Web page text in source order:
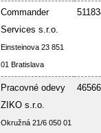
Commander
Services s.r.o.
Einsteinova 23 851
01 Bratislava
Pracovné odevy
ZIKO s.r.o.
Okružná 21/6 050 01